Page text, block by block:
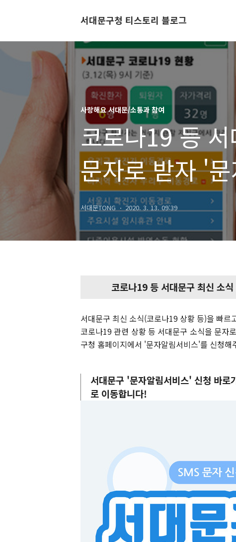
서대문구청 티스토리 블로그
사랑해요 서대문/소통과 참여
코로나19 등
문자로 받자 '
서대문TONG 2020. 3. 13. 09:39
코로나19 등 서대문구 최신 소
서대문구 최신 소식(코로나19 상황 등)을 빠르
코로나19 관련 상황 등 서대문구 소식을 문자
구청 홈페이지에서 '문자알림서비스'를 신청해
서대문구 '문자알림서비스' 신청 바
로 이동합니다!